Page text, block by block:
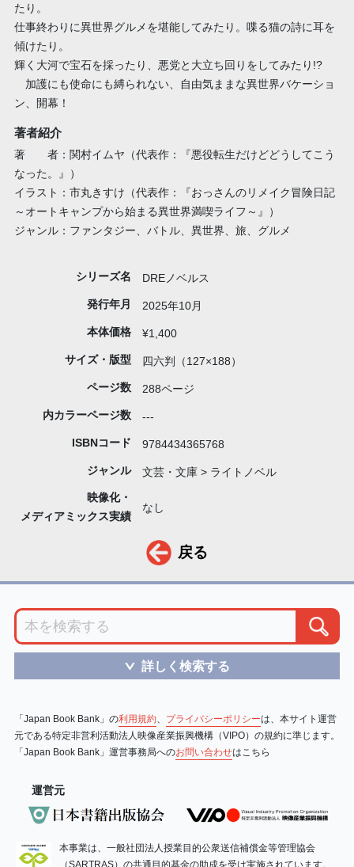
たり。
仕事終わりに異世界グルメを堪能してみたり。喋る猫の詩に耳を
傾けたり。
輝く大河で宝石を採ったり、悪党と大立ち回りをしてみたり!?
加護にも使命にも縛られない、自由気ままな異世界バケーショ
ン、開幕！
著者紹介
著 者：関村イムヤ（代表作：『悪役転生だけどどうしてこう
なった。』）
イラスト：市丸きすけ（代表作：『おっさんのリメイク冒険日記
～オートキャンプから始まる異世界満喫ライフ～』）
ジャンル：ファンタジー、バトル、異世界、旅、グルメ
シリーズ名 DREノベルス
発行年月 2025年10月
本体価格 ¥1,400
サイズ・版型 四六判（127×188）
ページ数 288ページ
内カラーページ数 ---
ISBNコード 9784434365768
ジャンル 文芸・文庫 > ライトノベル
映像化・
メディアミックス実績
なし
戻る
＞ 詳しく検索する
「Japan Book Bank」の利用規約、 プライバシーポリシーは、本サイト運営
元である特定非営利活動法人映像産業振興機構（VIPO）の規約に準じます。
「Japan Book Bank」運営事務局へのお問い合わせはこちら
運営元
本事業は、一般社団法人授業目的公衆送信補償金等管理協会